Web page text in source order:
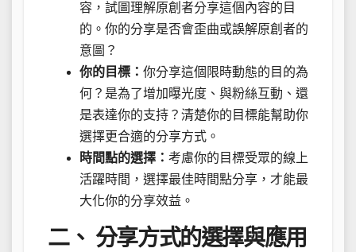
容，試圖理解原創者分享這個內容的目
的。你的分享是否會歪曲或誤解原創者的
意圖？
你的目標： 你分享這個限時動態的目的為
何？是為了增加曝光度、與粉絲互動、還
是表達你的支持？清楚你的目標能幫助你
選擇更合適的分享方式。
時間點的選擇： 考慮你的目標受眾的線上
活躍時間，選擇最佳時間點分享，才能最
大化你的分享效益。
二、 分享方式的選擇與應用